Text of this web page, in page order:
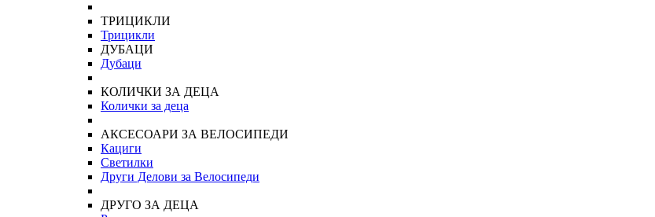
ТРИЦИКЛИ
Трицикли
ДУБАЦИ
Дубаци
КОЛИЧКИ ЗА ДЕЦА
Колички за деца
АКСЕСОАРИ ЗА ВЕЛОСИПЕДИ
Кациги
Светилки
Други Делови за Велосипеди
ДРУГО ЗА ДЕЦА